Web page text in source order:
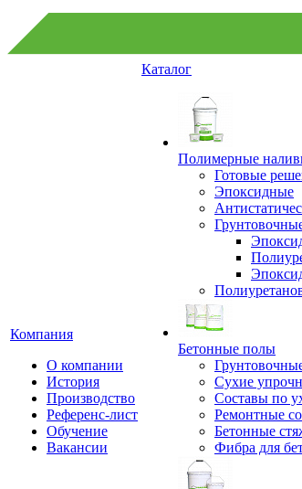
Компания
О компании
История
Производство
Референс-лист
Обучение
Вакансии
Каталог
Полимерные
Готовые
Эпоксидные
Бетонные полы
Сухие
Составы по
Ремонтные
Бетонные
Фибра для